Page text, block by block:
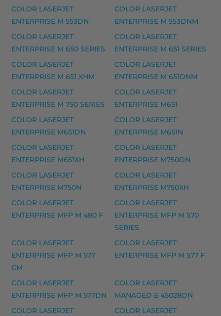
Yhteensopivat tulostimet
301 SERIES, DESKJET 1000, DESKJET 1010,
HP 301XL mustekasetti, musta – tarvike, premium
Yhteensopivat tulostimet
301 SERIES, DESKJET 1000, DESKJET 1010,
HP 57 mustekasetti, kolmivärinen – tarvike,
HP 57 mustekasetti, kolmivärinen – tarvike, premium
Yhteensopivat tulostimet
HP 92A laserkasetti, musta – tarvike, premium
HP 92A laserkasetti, musta – tarvike, premium
1100 MICR, 3100 MICR, I-SENSYS LBP800, I-SENSYS
HP 304 mustekasetti, musta – tarvike, premium
COLOR LASERJET
ENTERPRISE M 553DN
COLOR LASERJET
ENTERPRISE M 553DNM
COLOR LASERJET
ENTERPRISE M 650 SERIES
COLOR LASERJET
ENTERPRISE M 651 SERIES
COLOR LASERJET
ENTERPRISE M 651 XHM
COLOR LASERJET
ENTERPRISE M 651DNM
COLOR LASERJET
ENTERPRISE M 750 SERIES
COLOR LASERJET
ENTERPRISE M651
COLOR LASERJET
ENTERPRISE M651DN
COLOR LASERJET
ENTERPRISE M651N
COLOR LASERJET
ENTERPRISE M651XH
COLOR LASERJET
ENTERPRISE M750DN
COLOR LASERJET
ENTERPRISE M750N
COLOR LASERJET
ENTERPRISE M750XH
COLOR LASERJET
ENTERPRISE MFP M 480 F
COLOR LASERJET
ENTERPRISE MFP M 570
SERIES
COLOR LASERJET
ENTERPRISE MFP M 577
CM
COLOR LASERJET
ENTERPRISE MFP M 577 F
COLOR LASERJET
ENTERPRISE MFP M 577DN
COLOR LASERJET
MANAGED E 45028DN
COLOR LASERJET
COLOR LASERJET